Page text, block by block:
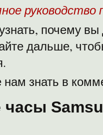
руководство
почему
дальше,
знать в